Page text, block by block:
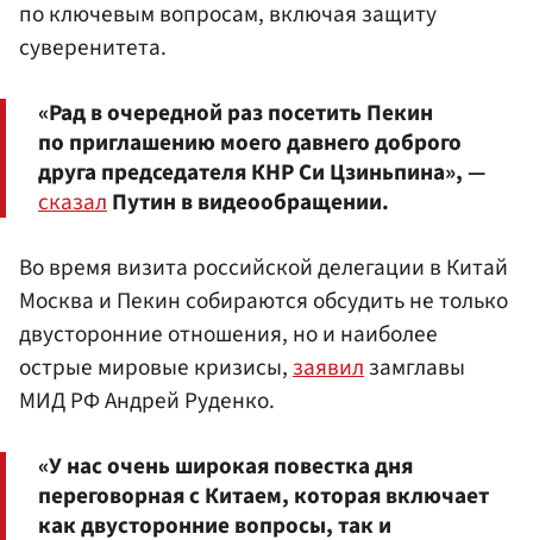
по ключевым вопросам, включая защиту
суверенитета.
«Рад в очередной раз посетить Пекин
по приглашению моего давнего доброго
друга председателя КНР Си Цзиньпина», —
сказал Путин в видеообращении.
Во время визита российской делегации в Китай
Москва и Пекин собираются обсудить не только
двусторонние отношения, но и наиболее
острые мировые кризисы,заявилзамглавы
МИД РФ Андрей Руденко.
«У нас очень широкая повестка дня
переговорная с Китаем, которая включает
как двусторонние вопросы, так и